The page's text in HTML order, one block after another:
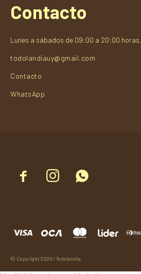
  
Contacto
Lunes a sábados de 09:00 a 20:00 horas.
todolandiauy@gmail.com
Contacto
WhatsApp
© Copyright 2026 / Todolandia